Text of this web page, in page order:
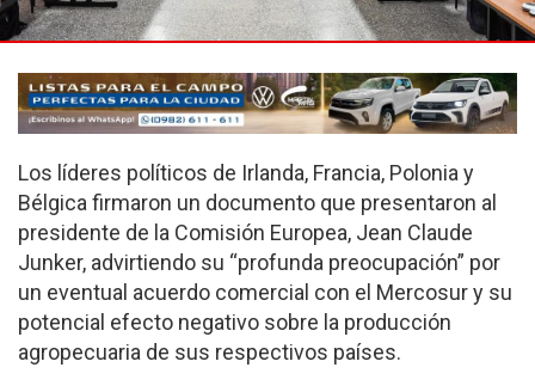
Los líderes políticos de Irlanda, Francia, Polonia y
Bélgica firmaron un documento que presentaron al
presidente de la Comisión Europea, Jean Claude
Junker, advirtiendo su “profunda preocupación” por
un eventual acuerdo comercial con el Mercosur y su
potencial efecto negativo sobre la producción
agropecuaria de sus respectivos países.